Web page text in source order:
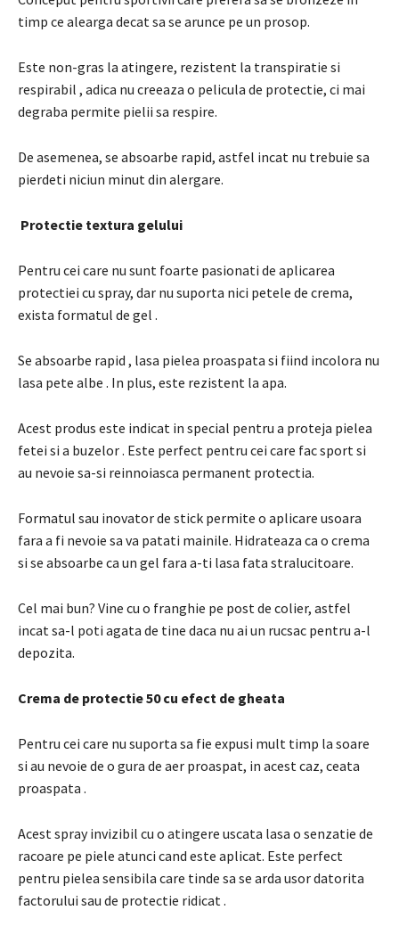
timp ce alearga decat sa se arunce pe un prosop.
Este non-gras la atingere, rezistent la transpiratie si
respirabil , adica nu creeaza o pelicula de protectie, ci mai
degraba permite pielii sa respire.
De asemenea, se absoarbe rapid, astfel incat nu trebuie sa
pierdeti niciun minut din alergare.
Protectie textura gelului
Pentru cei care nu sunt foarte pasionati de aplicarea
protectiei cu spray, dar nu suporta nici petele de crema,
exista formatul de gel .
Se absoarbe rapid , lasa pielea proaspata si fiind incolora nu
lasa pete albe . In plus, este rezistent la apa.
Acest produs este indicat in special pentru a proteja pielea
fetei si a buzelor . Este perfect pentru cei care fac sport si
au nevoie sa-si reinnoiasca permanent protectia.
Formatul sau inovator de stick permite o aplicare usoara
fara a fi nevoie sa va patati mainile. Hidrateaza ca o crema
si se absoarbe ca un gel fara a-ti lasa fata stralucitoare.
Cel mai bun? Vine cu o franghie pe post de colier, astfel
incat sa-l poti agata de tine daca nu ai un rucsac pentru a-l
depozita.
Crema de protectie 50 cu efect de gheata
Pentru cei care nu suporta sa fie expusi mult timp la soare
si au nevoie de o gura de aer proaspat, in acest caz, ceata
proaspata .
Acest spray invizibil cu o atingere uscata lasa o senzatie de
racoare pe piele atunci cand este aplicat. Este perfect
pentru pielea sensibila care tinde sa se arda usor datorita
factorului sau de protectie ridicat .